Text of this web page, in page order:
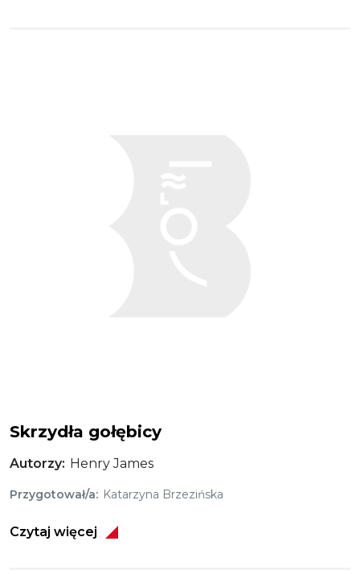
Skrzydła gołębicy
Autorzy Henry James
Przygotował/a Katarzyna Brzezińska
Czytaj więcej